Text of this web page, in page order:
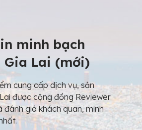
minh bạch
Lai (mới)
cung cấp dịch vụ, sản
được cộng đồng Reviewer
đánh giá khách quan, minh